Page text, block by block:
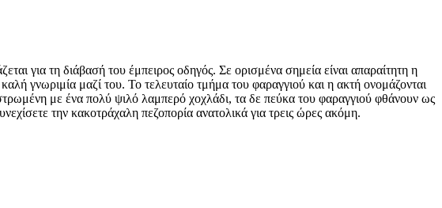
για τη διάβασή του έμπειρος οδηγός. Σε ορισμένα σημεία είναι απαραίτητη η
γνωριμία μαζί του. Το τελευταίο τμήμα του φαραγγιού και η ακτή ονομάζονται
με ένα πολύ ψιλό λαμπερό χοχλάδι, τα δε πεύκα του φαραγγιού φθάνουν ως
την κακοτράχαλη πεζοπορία ανατολικά για τρεις ώρες ακόμη.